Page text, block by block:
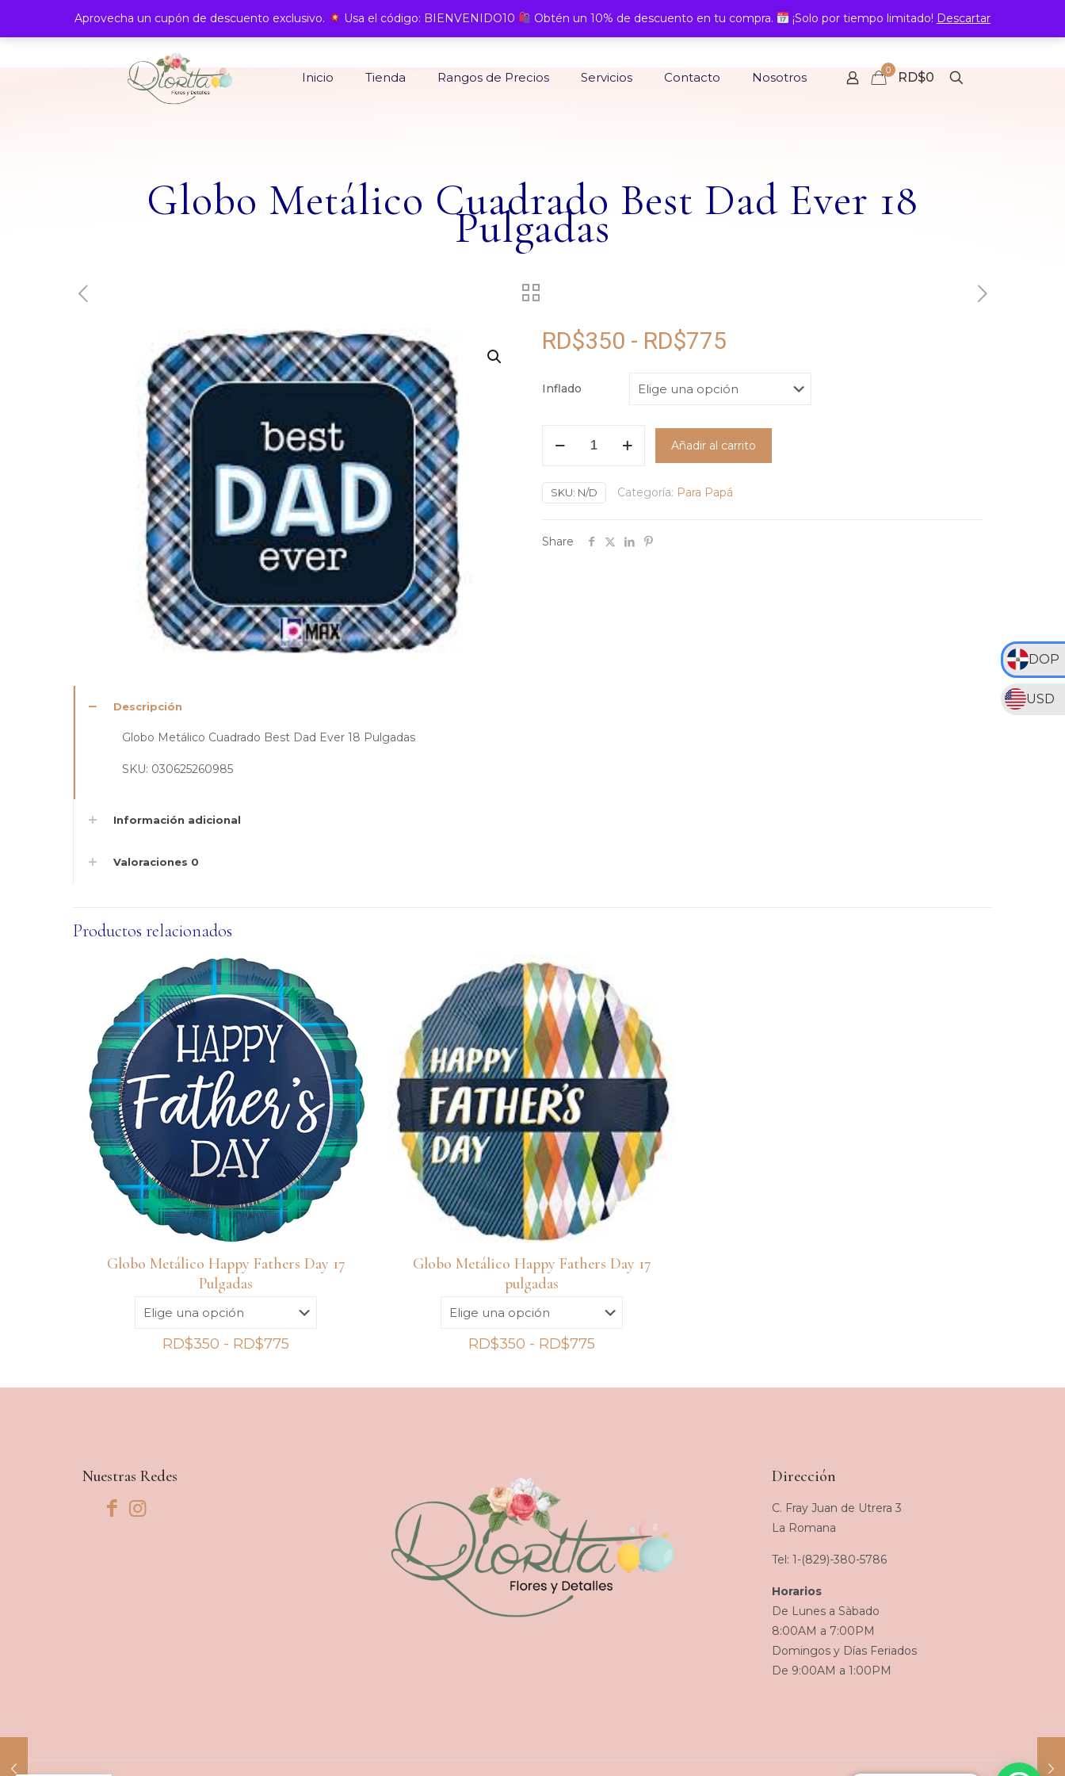
DOP
USD
Inicio Tienda Rangos de Precios Servicios Contacto Nosotros 0 RD$0
Globo Metálico Cuadrado Best Dad Ever 18
Pulgadas
RD$350 - RD$775
precios:
RD$350
hasta
RD$775
Inflado
Best
Añadir al carrito
SKU: N/D Categoría: Para Papá
Share
Descripción
Globo Metálico Cuadrado Best Dad Ever 18 Pulgadas
SKU: 030625260985
Información adicional
Valoraciones 0
Productos relacionados
Globo Metálico Happy Fathers Day 17
Pulgadas
RD$350 - RD$775
Globo Metálico Happy Fathers Day 17
pulgadas
RD$350 - RD$775
Nuestras Redes Dirección
C. Fray Juan de Utrera 3
La Romana
Tel: 1-(829)-380-5786
Horarios
De Lunes a Sàbado
8:00AM a 7:00PM
Domingos y Días Feriados
De 9:00AM a 1:00PM
Aprovecha un cupón de descuento exclusivo. Usa el código: BIENVENIDO10 Obtén un 10% de descuento en tu compra. ¡Solo por tiempo limitado! Descartar